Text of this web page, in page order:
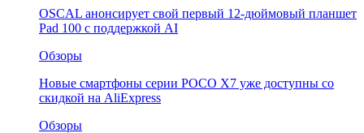
OSCAL анонсирует свой первый 12-дюймовый планшет
Pad 100 с поддержкой AI
Обзоры
Новые смартфоны серии POCO X7 уже доступны со
скидкой на AliExpress
Обзоры